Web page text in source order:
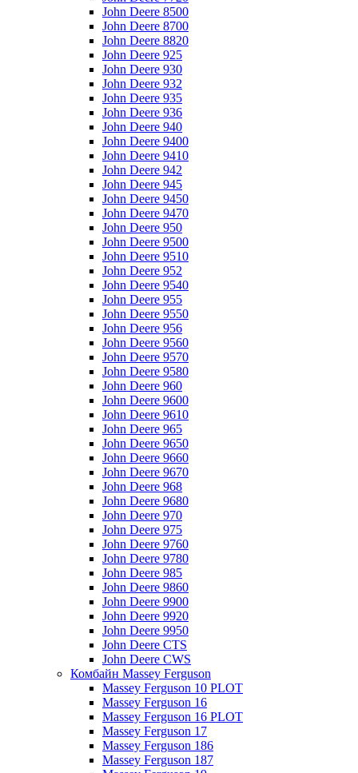
John Deere 8500
John Deere 8700
John Deere 8820
John Deere 925
John Deere 930
John Deere 932
John Deere 935
John Deere 936
John Deere 940
John Deere 9400
John Deere 9410
John Deere 942
John Deere 945
John Deere 9450
John Deere 9470
John Deere 950
John Deere 9500
John Deere 9510
John Deere 952
John Deere 9540
John Deere 955
John Deere 9550
John Deere 956
John Deere 9560
John Deere 9570
John Deere 9580
John Deere 960
John Deere 9600
John Deere 9610
John Deere 965
John Deere 9650
John Deere 9660
John Deere 9670
John Deere 968
John Deere 9680
John Deere 970
John Deere 975
John Deere 9760
John Deere 9780
John Deere 985
John Deere 9860
John Deere 9900
John Deere 9920
John Deere 9950
John Deere CTS
John Deere CWS
Комбайн Massey Ferguson
Massey Ferguson 10 PLOT
Massey Ferguson 16
Massey Ferguson 16 PLOT
Massey Ferguson 17
Massey Ferguson 186
Massey Ferguson 187